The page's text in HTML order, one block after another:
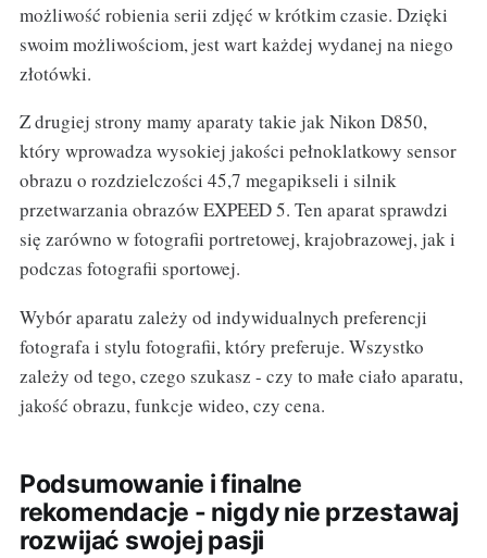
możliwość robienia serii zdjęć w krótkim czasie. Dzięki
swoim możliwościom, jest wart każdej wydanej na niego
złotówki.
Z drugiej strony mamy aparaty takie jak Nikon D850,
który wprowadza wysokiej jakości pełnoklatkowy sensor
obrazu o rozdzielczości 45,7 megapikseli i silnik
przetwarzania obrazów EXPEED 5. Ten aparat sprawdzi
się zarówno w fotografii portretowej, krajobrazowej, jak i
podczas fotografii sportowej.
Wybór aparatu zależy od indywidualnych preferencji
fotografa i stylu fotografii, który preferuje. Wszystko
zależy od tego, czego szukasz - czy to małe ciało aparatu,
jakość obrazu, funkcje wideo, czy cena.
Podsumowanie i finalne
rekomendacje - nigdy nie przestawaj
rozwijać swojej pasji